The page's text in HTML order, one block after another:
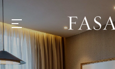
GASTRONOMIA